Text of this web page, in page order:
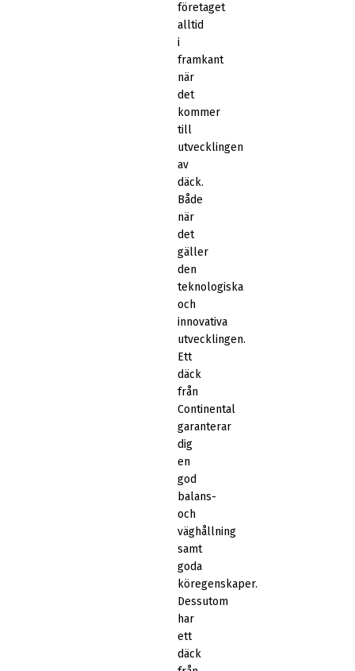
företaget
alltid
i
framkant
när
det
kommer
till
utvecklingen
av
däck.
Både
när
det
gäller
den
teknologiska
och
innovativa
utvecklingen.
Ett
däck
från
Continental
garanterar
dig
en
god
balans-
och
väghållning
samt
goda
köregenskaper.
Dessutom
har
ett
däck